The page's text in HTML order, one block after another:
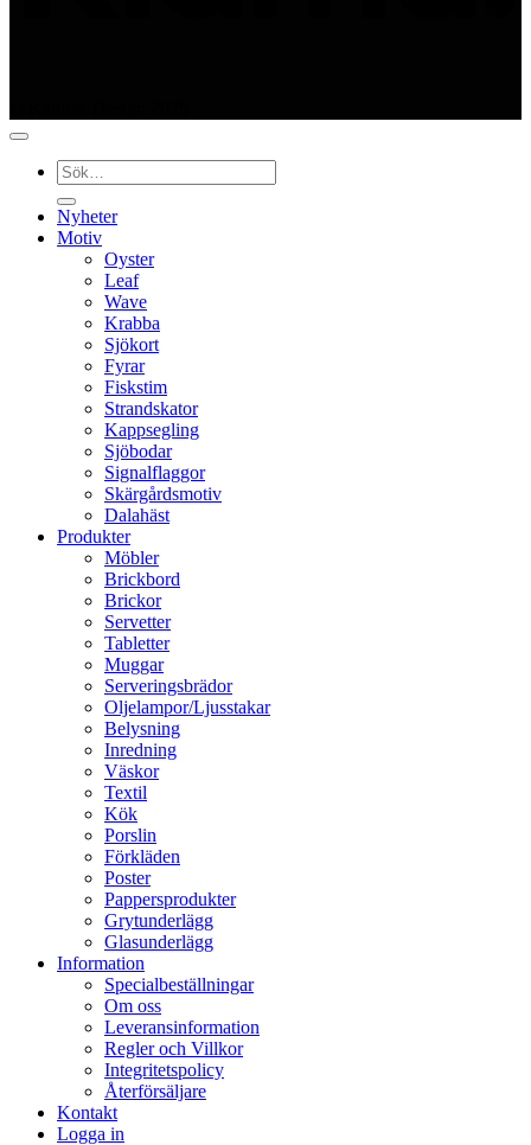
Sök
efter:
Nyheter
Motiv
Oyster
Leaf
Wave
Krabba
Sjökort
Fyrar
Fiskstim
Strandskator
Kappsegling
Sjöbodar
Signalflaggor
Skärgårdsmotiv
Dalahäst
Produkter
Möbler
Brickbord
Brickor
Servetter
Tabletter
Muggar
Serveringsbrädor
Oljelampor/Ljusstakar
Belysning
Inredning
Väskor
Textil
Kök
Porslin
Förkläden
Poster
Pappersprodukter
Grytunderlägg
Glasunderlägg
Information
Specialbeställningar
Om oss
Leveransinformation
Regler och Villkor
Integritetspolicy
Återförsäljare
Kontakt
Logga in